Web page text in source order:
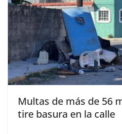
Multas de más de 56
tire basura en la calle